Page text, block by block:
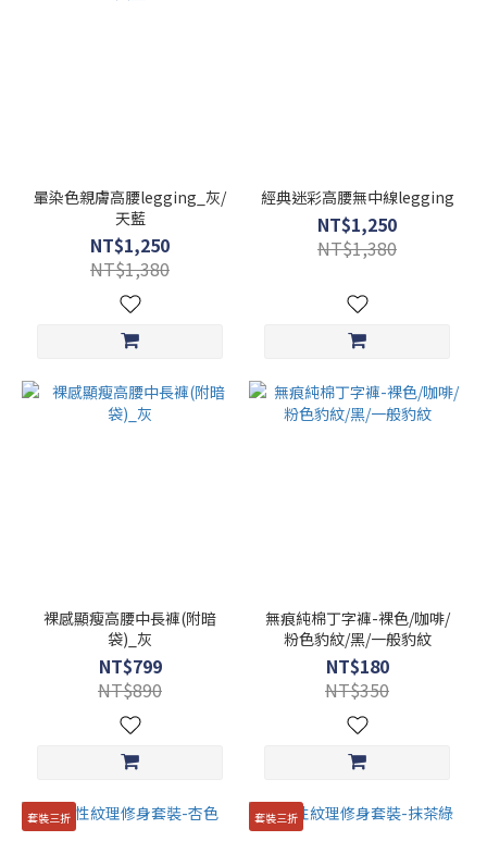
暈染色親膚高腰legging_灰/
天藍
NT$1,250
NT$1,380
經典迷彩高腰無中線legging
NT$1,250
NT$1,380
裸感顯瘦高腰中長褲(附暗
袋)_灰
NT$799
NT$890
無痕純棉丁字褲-裸色/咖啡/
粉色豹紋/黑/一般豹紋
NT$180
NT$350
套裝三折 套裝三折